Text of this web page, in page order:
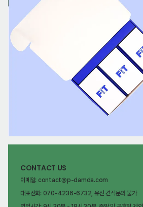
CONTACT US
이메일: contact@p-damda.com
대표전화: 070-4236-6732, 유선 견적문의 불가